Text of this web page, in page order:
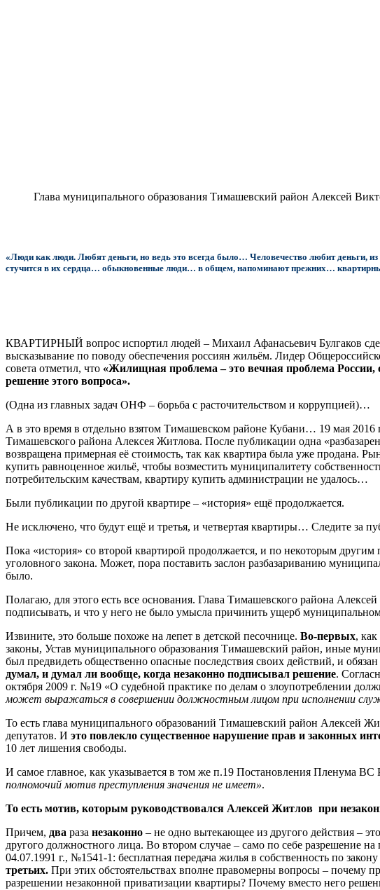
Глава муниципального образования Тимашевский район Алексей
«Люди как люди. Любят деньги, но ведь это всегда было… Человечество любит деньги,
стучится в их сердца… обыкновенные люди… в общем, напоминают прежних…
КВАРТИРНЫЙ вопрос испортил людей – Михаил Афанасьевич Булгаков
высказывание по поводу обеспечения россиян жильём. Лидер
совета отметил, что «Жилищная проблема – это вечная проблема России,
решение этого вопроса».
(Одна из главных задач ОНФ – борьба с расточительством и коррупцией)…
А в это время в отдельно взятом Тимашевском районе Кубани… 19 мая 2016
Тимашевского района Алексея Житлова. После публикации одна
возвращена примерная её стоимость, так как квартира была уже продана.
купить равноценное жильё, чтобы возместить муниципалитету
потребительским качествам, квартиру купить администрации не удалось…
Были публикации по другой квартире – «история» ещё продолжается.
Не исключено, что будут ещё и третья, и четвертая квартиры… Следите за
Пока «история» со второй квартирой продолжается, и по некоторым
уголовного закона. Может, пора поставить заслон разбазариванию
было.
Полагаю, для этого есть все основания. Глава Тимашевского района
подписывать, и что у него не было умысла причинить ущерб
Извините, это больше похоже на лепет в детской песочнице. Во-первых,
законы, Устав муниципального образования Тимашевский район, иные
был предвидеть общественно опасные последствия своих действий, и
думал, и думал ли вообще, когда незаконно подписывал решение.
октября 2009 г. №19 «О судебной практике по делам о злоупотреблении
может выражаться в совершении должностным лицом при исполнении
То есть глава муниципального образований Тимашевский район Алексей
депутатов. И это повлекло существенное нарушение прав и законных
10 лет лишения свободы.
И самое главное, как указывается в том же п.19 Постановления Пленума ВС
полномочий мотив преступления значения не имеет».
То есть мотив, которым руководствовался Алексей Житлов при
Причем, два раза незаконно – не одно вытекающее из другого действия –
другого должностного лица. Во втором случае – само по себе
04.07.1991 г., №1541-1: бесплатная передача жилья в собственность по
третьих. При этих обстоятельствах вполне правомерны вопросы – почему
разрешении незаконной приватизации квартиры? Почему вместо него